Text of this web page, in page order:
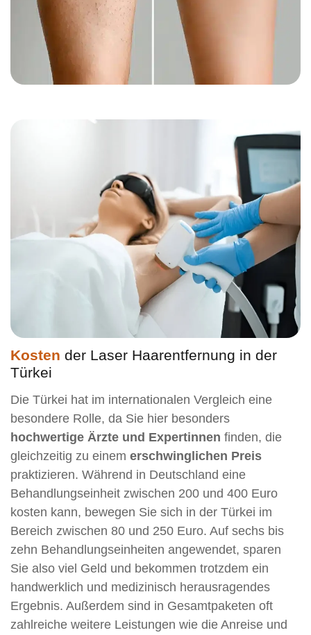
Kosten der Laser Haarentfernung in der
Türkei
Die Türkei hat im internationalen Vergleich eine
besondere Rolle, da Sie hier besonders
hochwertige Ärzte und Expertinnen finden, die
gleichzeitig zu einem erschwinglichen Preis
praktizieren. Während in Deutschland eine
Behandlungseinheit zwischen 200 und 400 Euro
kosten kann, bewegen Sie sich in der Türkei im
Bereich zwischen 80 und 250 Euro. Auf sechs bis
zehn Behandlungseinheiten angewendet, sparen
Sie also viel Geld und bekommen trotzdem ein
handwerklich und medizinisch herausragendes
Ergebnis. Außerdem sind in Gesamtpaketen oft
zahlreiche weitere Leistungen wie die Anreise und